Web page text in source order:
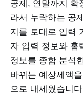
공제, 연말까지 확
라서 누락하는 공
지를 토대로 입력
자 입력 정보와 홈
정보를 종합 분석
바뀌는 예상세액
으로 내세웠습니